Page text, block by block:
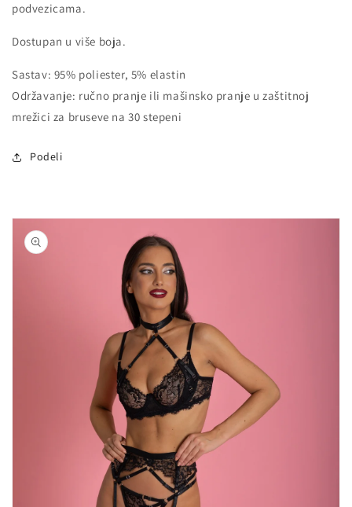
podvezicama.
Dostupan u više boja.
Sastav: 95% poliester, 5% elastin
Održavanje: ručno pranje ili mašinsko pranje u zaštitnoj
mrežici za bruseve na 30 stepeni
Podeli
o
proizvodu